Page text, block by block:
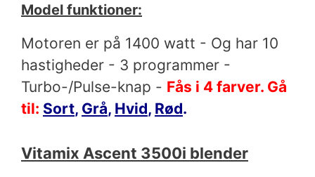
Model funktioner:
Motoren er på 1400 watt - Og har 10
hastigheder - 3 programmer -
Turbo-/Pulse-knap - Fås i 4 farver. Gå
til: Sort, Grå, Hvid, Rød.
Vitamix Ascent 3500i blender